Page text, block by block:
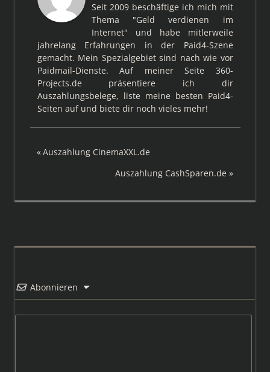
Seit 2009 beschäftige ich mich mit
Thema "Geld verdienen im
Internet" und habe mitlerweile
jahrelang Erfahrungen in der Paid4-Szene
gemacht. Mein Spezialgebiet sind nach wie vor
Paidmail-Dienste. Auf meiner Seite 360-
Projects.de präsentiere ich dir
Auszahlungsbelege, liste meine besten Paid4-
Seiten auf und biete dir noch vieles mehr!
Beitragsnavigation
Vorheriger
Auszahlung CinemaXXL.de
Nächster
Auszahlung CashSparen.de
Abonnieren